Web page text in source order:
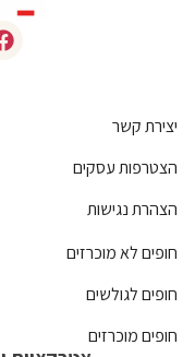
יצירת קשר
הצטרפות עסקים
הצהרת נגישות
חופים לא מוכרזים
חופים לגולשים
חופים מוכרזים